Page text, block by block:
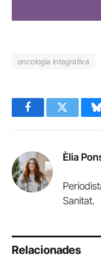
oncologia integrativa
FacebookTwitter
Èlia
Sanitat.
Relacionades